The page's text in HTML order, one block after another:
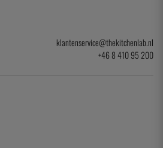
klantenservice@thekitchenlab.nl
+46 8 410 95 200